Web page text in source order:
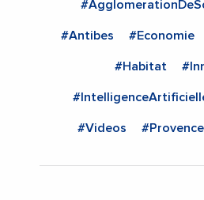
#Antibes #Economie
#Habitat
#Videos